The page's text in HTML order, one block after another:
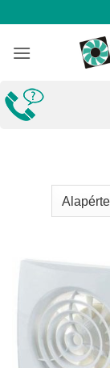
content